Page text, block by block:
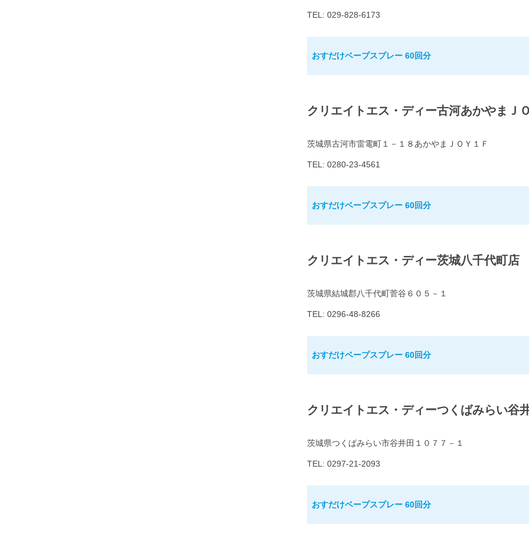
TEL: 029-828-6173
おすだけベープスプレー 60回分
クリエイトエス・ディー古河あかやまＪ
茨城県古河市雷電町１－１８あかやまＪＯＹ１Ｆ
TEL: 0280-23-4561
おすだけベープスプレー 60回分
クリエイトエス・ディー茨城八千代町店
茨城県結城郡八千代町菅谷６０５－１
TEL: 0296-48-8266
おすだけベープスプレー 60回分
クリエイトエス・ディーつくばみらい谷
茨城県つくばみらい市谷井田１０７７－１
TEL: 0297-21-2093
おすだけベープスプレー 60回分